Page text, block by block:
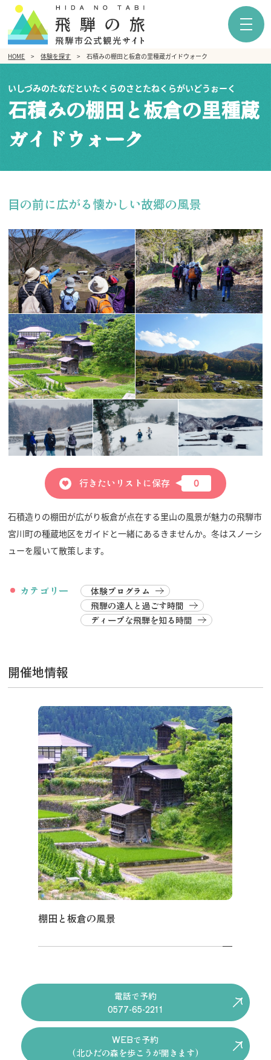
HOME 体験を探す 石積みの棚田と板倉の里種蔵ガイドウォーク
いしづみのたなだといたくらのさとたねくらがいどうぉーく
石積みの棚田と板倉の里種蔵
ガイドウォーク
目の前に広がる懐かしい故郷の風景
石積造りの棚田が広がり板倉が点在する里山の風景が魅力の飛騨市
宮川町の種蔵地区をガイドと一緒にあるきませんか。冬はスノーシ
ューを履いて散策します。
行きたいリストに保存 0
カテゴリー
体験プログラム
飛騨の達人と過ごす時間
ディープな飛騨を知る時間
開催地情報
棚田と板倉の風景
電話で予約
0577-65-2211
WEBで予約
(北ひだの森を歩こうが開きます)